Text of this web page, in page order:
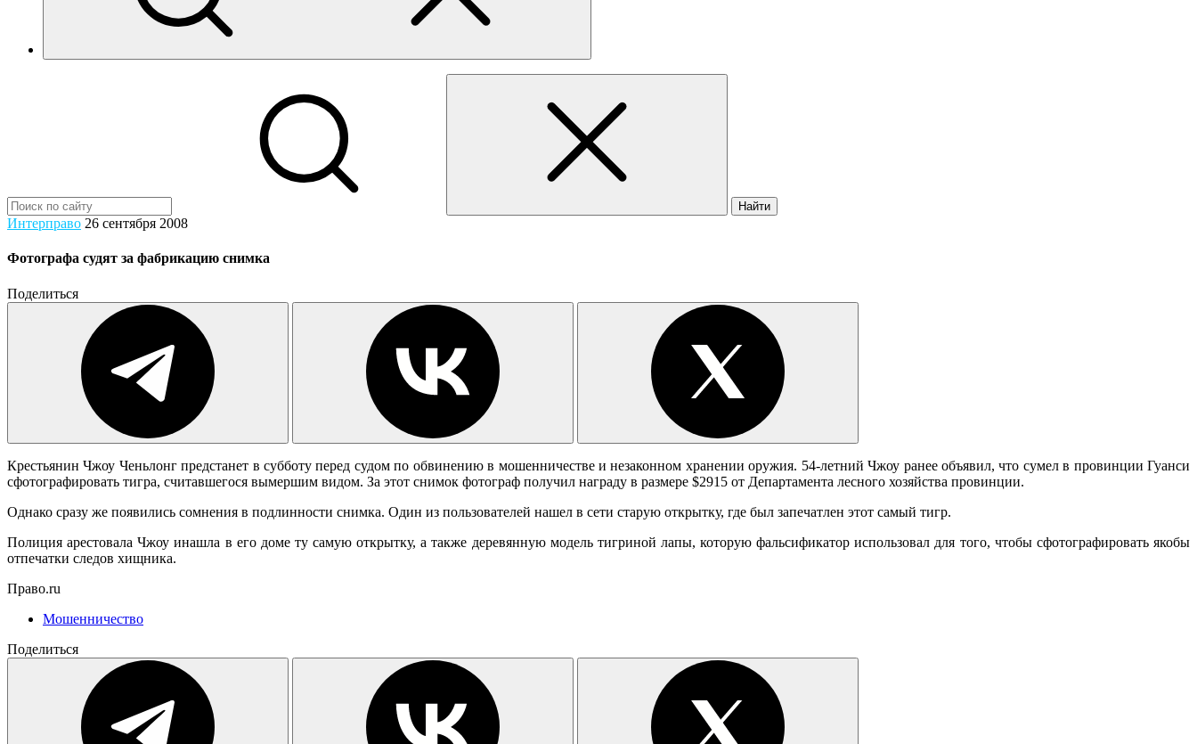
Найти
Интерправо 26 сентября 2008
Фотографа судят за фабрикацию снимка
Поделиться
Крестьянин Чжоу Ченьлонг предстанет в субботу перед судом по обвинению в мошенничестве и незаконном хранении оружия. 54-летний Чжоу ранее объявил, что сумел в провинции Гуанси
сфотографировать тигра, считавшегося вымершим видом. За этот снимок фотограф получил награду в размере $2915 от Департамента лесного хозяйства провинции.
Однако сразу же появились сомнения в подлинности снимка. Один из пользователей нашел в сети старую открытку, где был запечатлен этот самый тигр.
Полиция арестовала Чжоу инашла в его доме ту самую открытку, а также деревянную модель тигриной лапы, которую фальсификатор использовал для того, чтобы сфотографировать якобы
отпечатки следов хищника.
Право.ru
Мошенничество
Поделиться